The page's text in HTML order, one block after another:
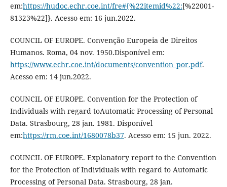
em:https://hudoc.echr.coe.int/fre#{%22itemid%22:[%22001-
81323%22]}. Acesso em: 16 jun.2022.
COUNCIL OF EUROPE. Convenção Europeia de Direitos
Humanos. Roma, 04 nov. 1950.Disponível em:
https://www.echr.coe.int/documents/convention_por.pdf.
Acesso em: 14 jun.2022.
COUNCIL OF EUROPE. Convention for the Protection of
Individuals with regard toAutomatic Processing of Personal
Data. Strasbourg, 28 jan. 1981. Disponível
em:https://rm.coe.int/1680078b37. Acesso em: 15 jun. 2022.
COUNCIL OF EUROPE. Explanatory report to the Convention
for the Protection of Individuals with regard to Automatic
Processing of Personal Data. Strasbourg, 28 jan.